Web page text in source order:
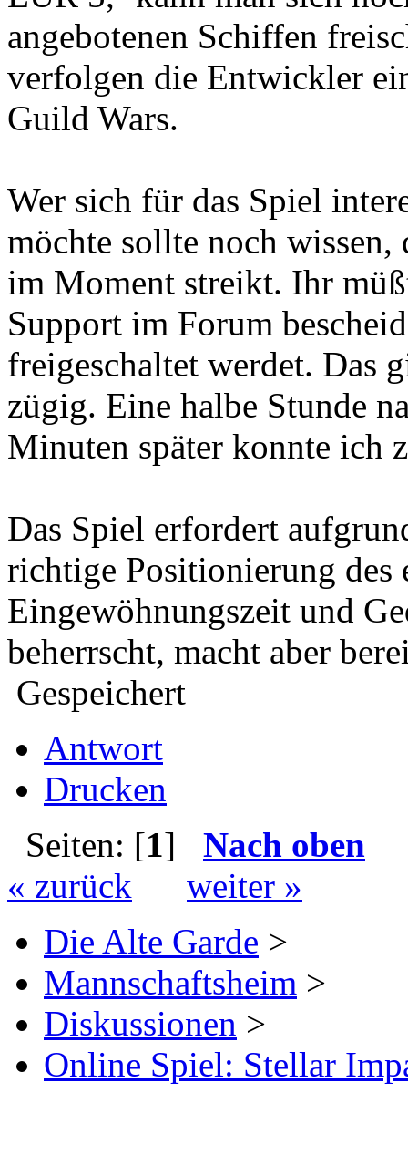
angebotenen Schiffen
verfolgen die Entwickler
Guild Wars.
Wer sich für das Spiel
möchte sollte noch
im Moment streikt. Ihr
Support im Forum
freigeschaltet werdet. Das
zügig. Eine halbe Stunde
Minuten später konnte ich
Das Spiel erfordert
richtige Positionierung des
Eingewöhnungszeit und
beherrscht, macht aber
Gespeichert
Antwort
Drucken
Seiten: [1] Nach oben
« zurück
weiter »
Die Alte Garde >
Mannschaftsheim >
Diskussionen >
Online Spiel: Stellar